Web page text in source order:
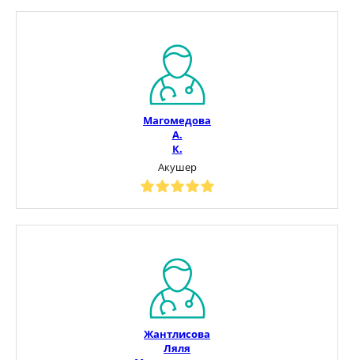
Магомедова
А.
К.
Акушер
Жантлисова
Ляля